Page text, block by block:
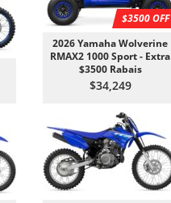
$3500 OFF
2026 Yamaha Wolverine
RMAX2 1000 Sport - Extra
$3500 Rabais
$34,249